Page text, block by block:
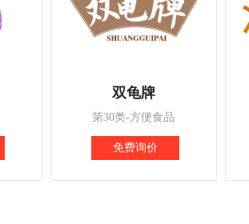
双龟牌
第30类-方便食品
免费询价